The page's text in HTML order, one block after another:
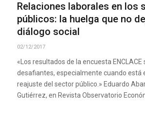
Relaciones laborales en los
públicos: la huelga que no
diálogo social
02/12/2017
«Los resultados de la encuesta
desafiantes, especialmente cuando está
reajuste del sector público.» Eduardo
Gutiérrez, en Revista Observatorio